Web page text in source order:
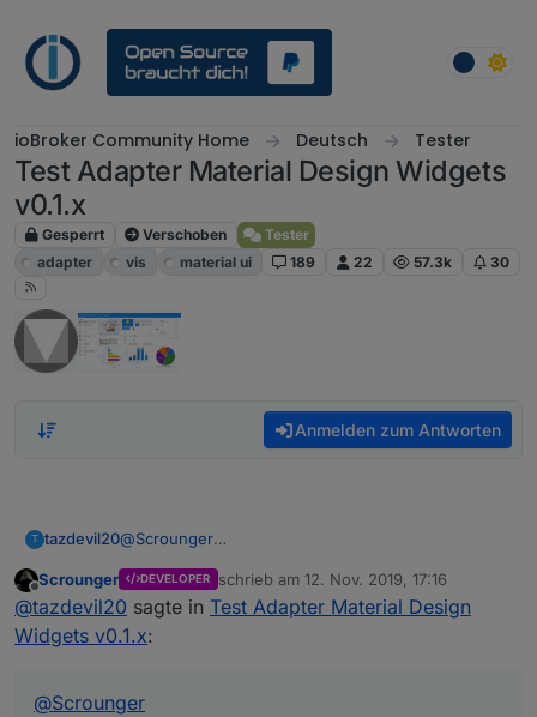
ioBroker Community Home Deutsch Tester
Test Adapter Material Design Widgets
v0.1.x
Gesperrt Verschoben
Tester
adapter
vis material ui 189 22 57.3k 30
Anmelden zum Antworten
T tazdevil20@Scrounger
Offline
Scrounger DEVELOPER schrieb am 12. Nov. 2019, 17:16
zuletzt editiert von
@tazdevil20 sagte in Test Adapter Material Design
Widgets v0.1.x:
@Scrounger